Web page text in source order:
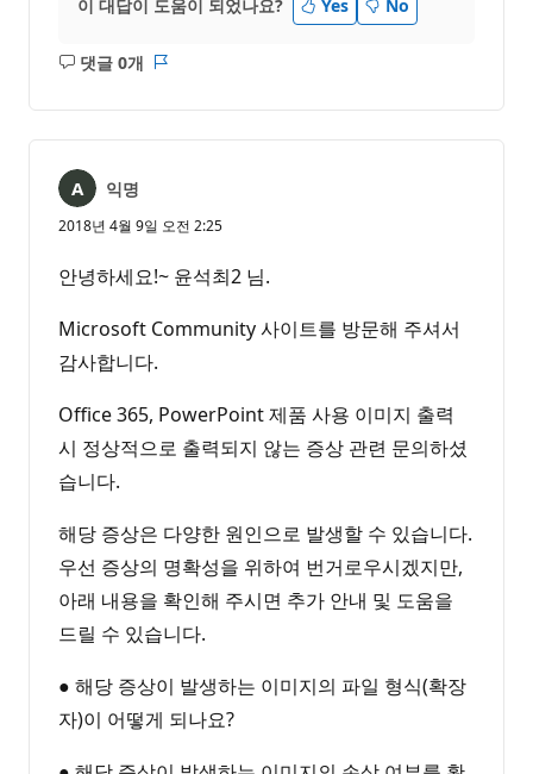
이 대답이 도움이 되었나요? Yes No
댓글 0개
설
음
익명
2018년 4월 9일 오전 2:25
안녕하세요!~ 윤석최2 님.
Microsoft Community 사이트를 방문해 주셔서
감사합니다.
Office 365, PowerPoint 제품 사용 이미지 출력
시 정상적으로 출력되지 않는 증상 관련 문의하셨
습니다.
해당 증상은 다양한 원인으로 발생할 수 있습니다.
우선 증상의 명확성을 위하여 번거로우시겠지만,
아래 내용을 확인해 주시면 추가 안내 및 도움을
드릴 수 있습니다.
● 해당 증상이 발생하는 이미지의 파일 형식(확장
자)이 어떻게 되나요?